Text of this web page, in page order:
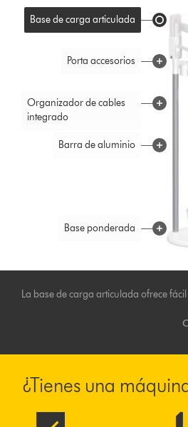
La base de carga articulada ofrece
Base de carga articulada
Porta accesorios
Organizador de cables
integrado
Barra de aluminio
Base ponderada
¿Tienes una